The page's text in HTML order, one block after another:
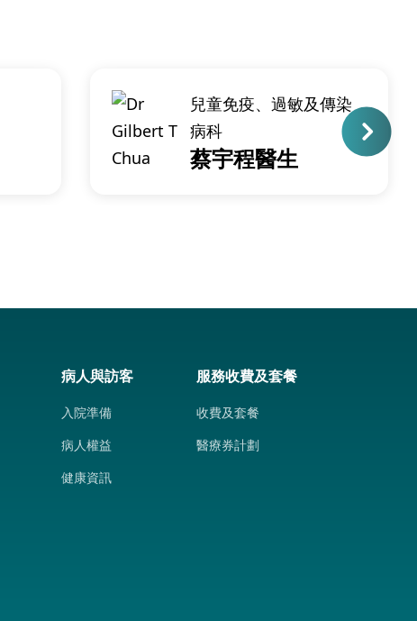
兒童免疫、過敏及傳染
病科
蔡宇程醫生
病人與訪客
入院準備
病人權益
健康資訊
服務收費及套餐
收費及套餐
醫療券計劃